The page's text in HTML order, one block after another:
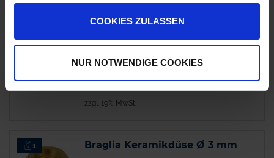
COOKIES ZULASSEN
NUR NOTWENDIGE COOKIES
Auf Lager
13. August 2026
9,95 € / St
zzgl. 19% MwSt.
1 Braglia Keramikdüse Ø 3 mm